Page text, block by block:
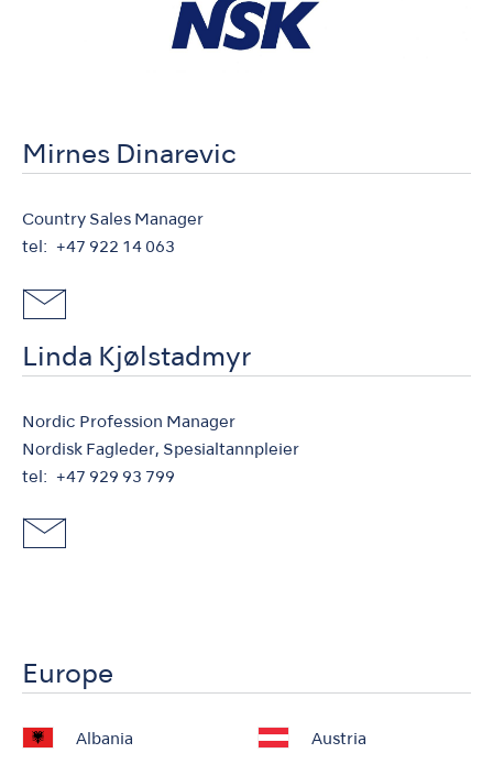
Mirnes Dinarevic
Country Sales Manager
tel
+47 922 14 063
Linda Kjølstadmyr
Nordic Profession Manager
Nordisk Fagleder, Spesialtannpleier
tel
+47 929 93 799
Europe
Albania Austria